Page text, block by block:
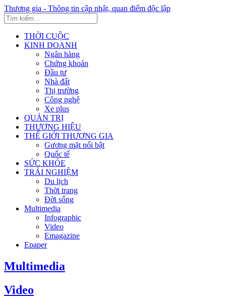
Thương gia - Thông tin cập nhật, quan điểm độc lập
THỜI CUỘC
KINH DOANH
Ngân hàng
Chứng khoán
Đầu tư
Nhà đất
Thị trường
Công nghệ
Xe plus
QUẢN TRỊ
THƯƠNG HIỆU
THẾ GIỚI THƯƠNG GIA
Gương mặt nổi bật
Quốc tế
SỨC KHỎE
TRẢI NGHIỆM
Du lịch
Thời trang
Đời sống
Multimedia
Infographic
Video
Emagazine
Epaper
Multimedia
Video